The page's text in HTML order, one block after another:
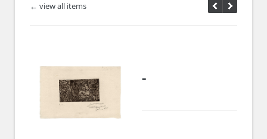
← view all items
-